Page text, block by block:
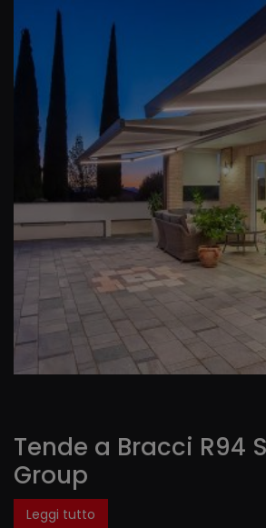
Tende a Bracci R94
Group
Leggi tutto